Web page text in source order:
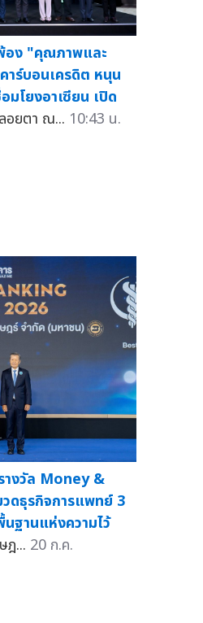
อง "คุณภาพและ
าร์บอนเครดิต หนุน
มโยงอาเซียน เปิด
ยตา ณ... 10:43 น.
างวัล Money &
ดธุรกิจการแพทย์ 3
ฐานแห่งความไว้
ฎ... 20 ก.ค.